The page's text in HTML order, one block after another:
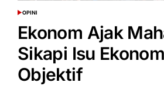
POSTED
OPINI
Ekonom Ajak
Sikapi Isu
Objektif